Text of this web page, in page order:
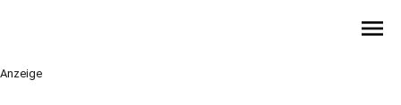
menu
Anzeige